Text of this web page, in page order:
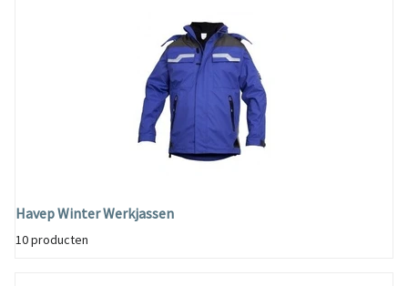
Havep Winter Werkjassen
10 producten